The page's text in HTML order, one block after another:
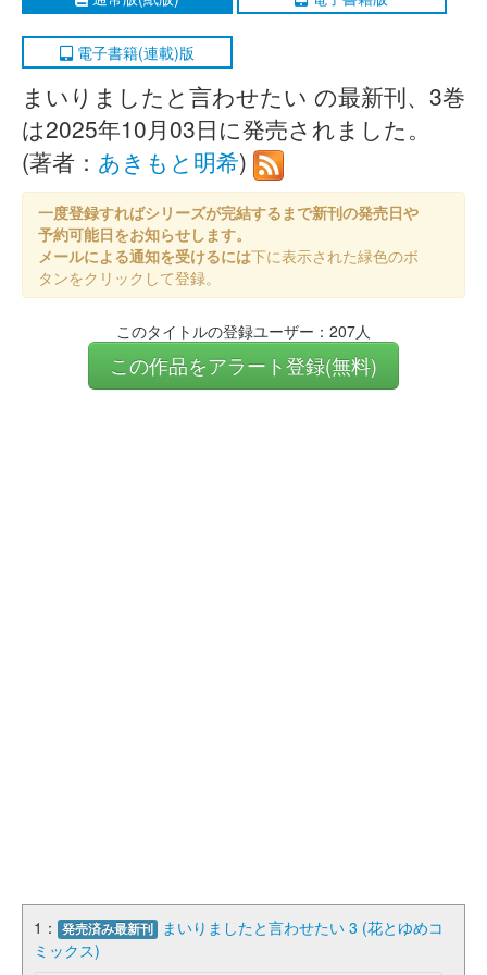
電子書籍(連載)版
まいりましたと言わせたい の最新刊、3巻
は2025年10月03日に発売されました。
(著者： あきもと明希)
一度登録すればシリーズが完結するまで新刊の発売日や
予約可能日をお知らせします。
メールによる通知を受けるには下に表示された緑色のボ
タンをクリックして登録。
このタイトルの登録ユーザー：207人
この作品をアラート登録(無料)
1： 発売済み最新刊
まいりましたと言わせたい 3 (花とゆめコ
ミックス)